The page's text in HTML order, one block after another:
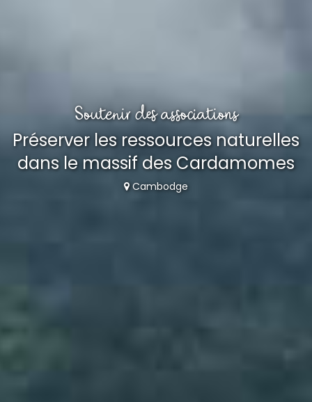
Soutenir des associations
Préserver les ressources naturelles
dans le massif des Cardamomes
Cambodge